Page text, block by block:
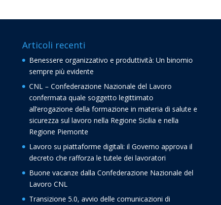
Articoli recenti
Benessere organizzativo e produttività: Un binomio
sempre più evidente
CNL – Confederazione Nazionale del Lavoro
confermata quale soggetto legittimato
all’erogazione della formazione in materia di salute e
sicurezza sul lavoro nella Regione Sicilia e nella
Regione Piemonte
Lavoro su piattaforme digitali: il Governo approva il
decreto che rafforza le tutele dei lavoratori
Buone vacanze dalla Confederazione Nazionale del
Lavoro CNL
Transizione 5.0, avvio delle comunicazioni di